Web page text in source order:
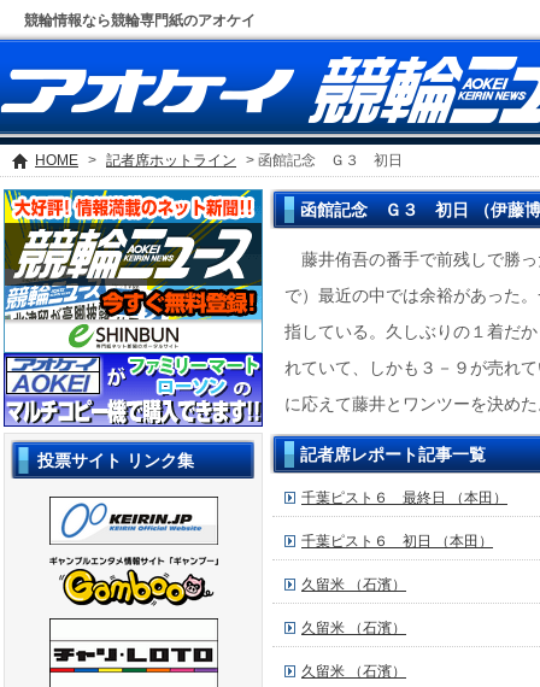
競輪情報なら競輪専門紙のアオケイ
HOME > 記者席ホットライン > 函館記念 Ｇ３ 初日
投票サイト リンク集
函館記念 Ｇ３ 初日 （伊藤
藤井侑吾の番手で前残しで勝
で）最近の中では余裕があった
指している。久しぶりの１着だ
れていて、しかも３－９が売れ
に応えて藤井とワンツーを決め
記者席レポート記事一覧
千葉ピスト６ 最終日 （本田）
千葉ピスト６ 初日 （本田）
久留米 （石濱）
久留米 （石濱）
久留米 （石濱）